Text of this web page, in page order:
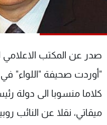
صدر عن المكتب الاعلامي
"أوردت صحيفة "اللواء"
كلاما منسوبا الى دولة
ميقاتي، نقلا عن النائب
الترددات
عن MTV
الإنـتـاج
لاعلاناتكم